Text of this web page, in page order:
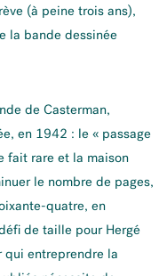
(à peine trois ans),
la bande dessinée
de Casterman,
en 1942 : le « passage
fait rare et la maison
le nombre de pages,
quatre, en
de taille pour Hergé
entreprendre la